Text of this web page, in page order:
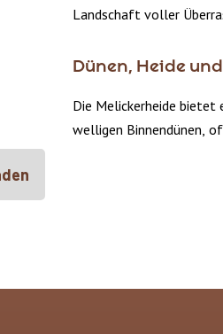
Landschaft voller
Dünen, Heide und
Die Melickerheide bietet
welligen Binnendünen,